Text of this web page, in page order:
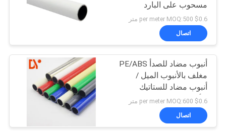
مسحوب على البارد
$0.6 per meter MOQ:500 متر
اتصال
أنبوب مضاد للصدأ PE/ABS
مغلف بالأنبوب الميل /
أنبوب مضاد للستاتيك
للأنبوب الميل لرف التدفق
$0.6 per meter MOQ:600 متر
اتصال